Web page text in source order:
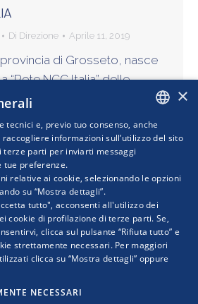
Di Direzione Aprile 11, 2019
di Grosseto, nasce
“Rete NCC Italia” delle
con conducente per il
ITALIAN
×
tecnici e, previo tuo consenso, anche
informazioni sull’utilizzo del sito
terze parti per inviarti messaggi
tue preferenze.
relative ai cookie, selezionando le opzioni
su “Mostra dettagli”.
tutto", acconsenti all'utilizzo dei
cookie di profilazione di terze parti. Se,
clicca sul pulsante “Rifiuta tutto” e
strettamente necessari. Per maggiori
clicca su “Mostra dettagli” oppure
NECESSARI